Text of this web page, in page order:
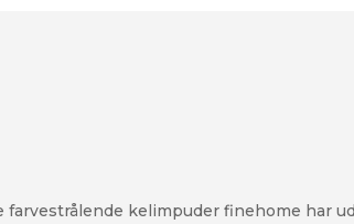
farvestrålende kelimpuder finehome har